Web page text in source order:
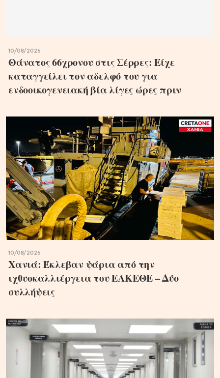
10/08/2026
Θάνατος 66χρονου στις Σέρρες: Είχε
καταγγείλει τον αδελφό του για
ενδοοικογενειακή βία λίγες ώρες πριν
10/08/2026
Χανιά: Έκλεβαν ψάρια από την
ιχθυοκαλλιέργεια του ΕΛΚΕΘΕ – Δύο
συλλήψεις